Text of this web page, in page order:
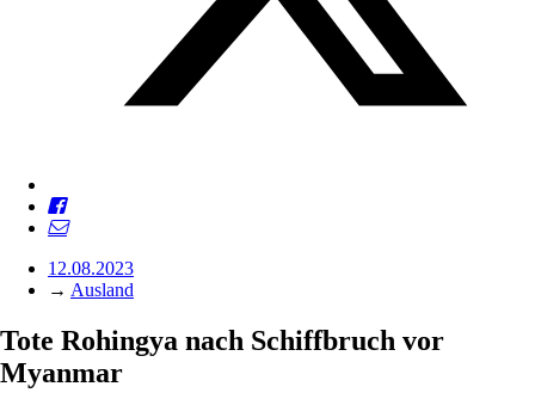
12.08.2023
→ Ausland
Tote Rohingya nach Schiffbruch vor
Myanmar